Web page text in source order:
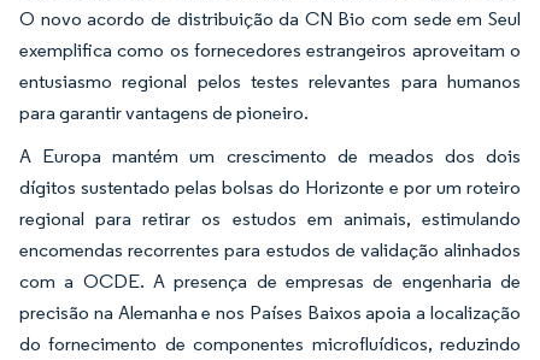
O novo acordo de distribuição da CN Bio com sede em Seul
exemplifica como os fornecedores estrangeiros aproveitam o
entusiasmo regional pelos testes relevantes para humanos
para garantir vantagens de pioneiro.
A Europa mantém um crescimento de meados dos dois
dígitos sustentado pelas bolsas do Horizonte e por um roteiro
regional para retirar os estudos em animais, estimulando
encomendas recorrentes para estudos de validação alinhados
com a OCDE. A presença de empresas de engenharia de
precisão na Alemanha e nos Países Baixos apoia a localização
do fornecimento de componentes microfluídicos, reduzindo